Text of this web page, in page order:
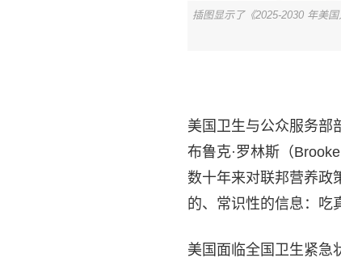
插图显示了《2025-2030 年美
美国卫生与公众服务部
布鲁克·罗林斯（
数十年来对联邦营养政
的、常识性的信息：吃
美国面临全国卫生紧急